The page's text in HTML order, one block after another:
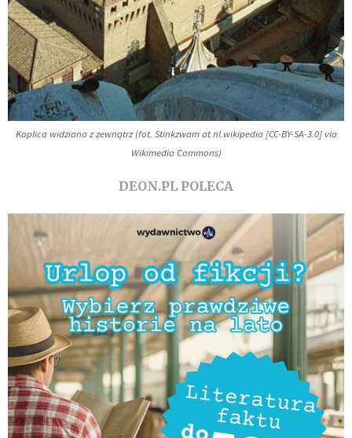
Kaplica widziana z zewnątrz (fot. Stinkzwam at nl.wikipedia [CC-BY-SA-3.0] via
Wikimedia Commons)
DEON.PL POLECA